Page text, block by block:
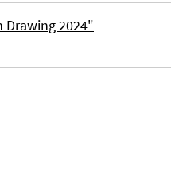
Drawing 2024"